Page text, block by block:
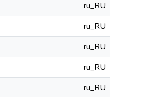
ru_RU
ru_RU
ru_RU
ru_RU
ru_RU